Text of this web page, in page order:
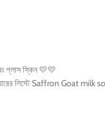
গ্লাস স্কিন 💛💛
লিস্টে Saffron Goat milk